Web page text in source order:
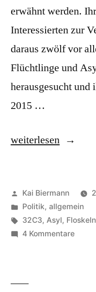
erwähnt werden.
Interessierten zur
daraus zwölf vor
Flüchtlinge und
herausgesucht und
2015 …
„Floskeln
weiterlesen
Veröffentlicht
von
Kai Biermann
Veröffentlicht
in
Politik, allgemein
Schlagwörter:
32C3, Asyl, Floskeln
4 Kommentarezu